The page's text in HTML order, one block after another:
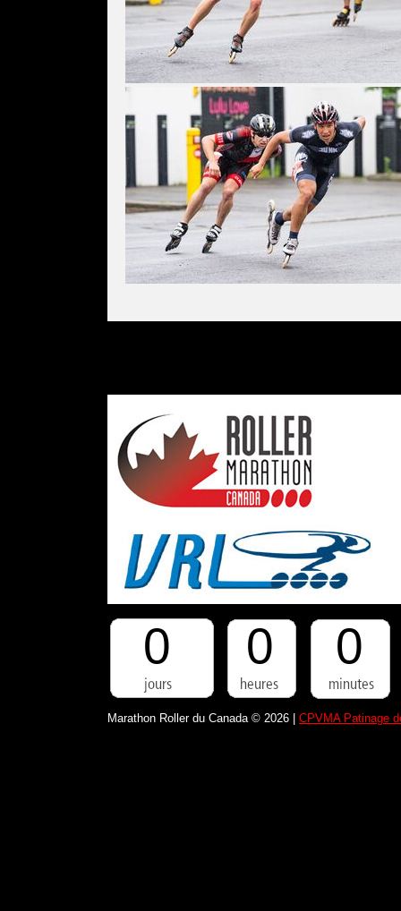
0 0 0
Marathon Roller du Canada © 2026 | CPVMA Patinage